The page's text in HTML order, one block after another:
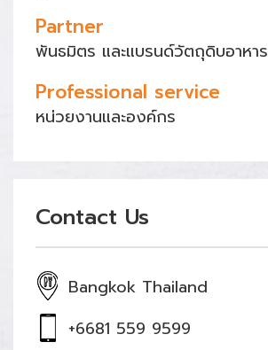
Partner
พันธมิตร และแบรนด์วัตถุดิบอาหาร
Professional service
หน่วยงานและองค์กร
Contact Us
Bangkok Thailand
+6681 559 9599